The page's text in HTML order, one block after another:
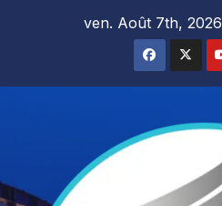
ven. Août 7th, 2026